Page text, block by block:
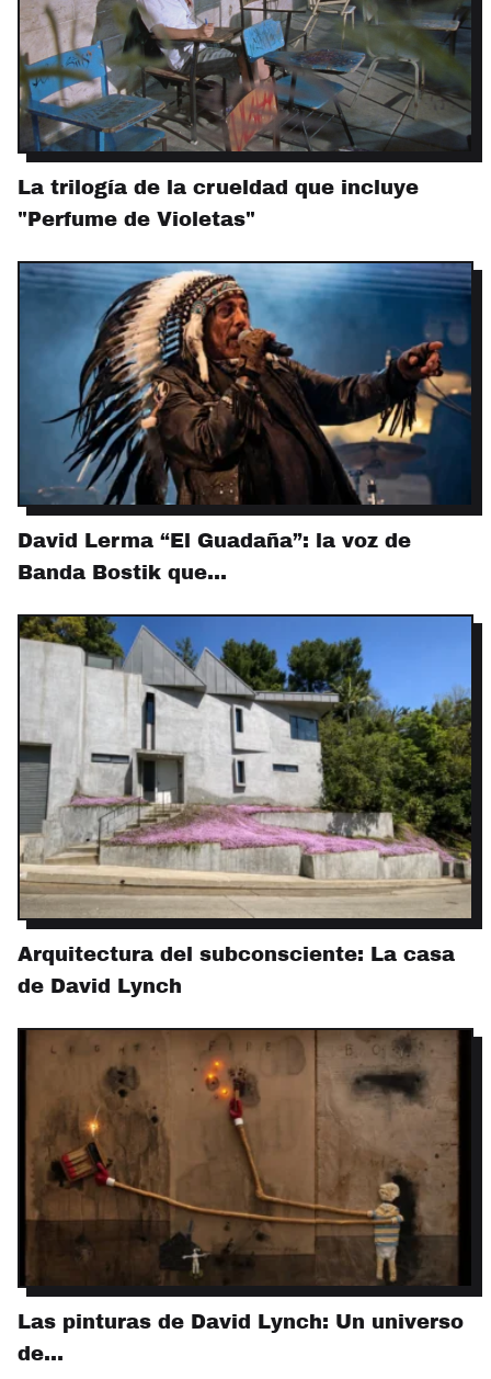
La trilogía de la crueldad que incluye
"Perfume de Violetas"
David Lerma “El Guadaña”: la voz de
Banda Bostik que…
Arquitectura del subconsciente: La casa
de David Lynch
Las pinturas de David Lynch: Un universo
de…